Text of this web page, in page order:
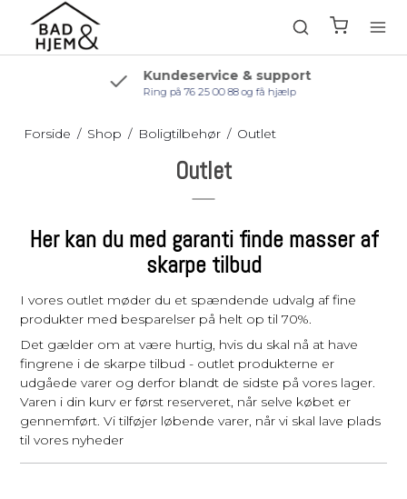
Kundeservice & support
Ring på 76 25 00 88 og få hjælp
Forside / Shop / Boligtilbehør / Outlet
Outlet
Her kan du med garanti finde masser af
skarpe tilbud
I vores outlet møder du et spændende udvalg af fine
produkter med besparelser på helt op til 70%.
Det gælder om at være hurtig, hvis du skal nå at have
fingrene i de skarpe tilbud - outlet produkterne er
udgåede varer og derfor blandt de sidste på vores lager.
Varen i din kurv er først reserveret, når selve købet er
gennemført. Vi tilføjer løbende varer, når vi skal lave plads
til vores nyheder